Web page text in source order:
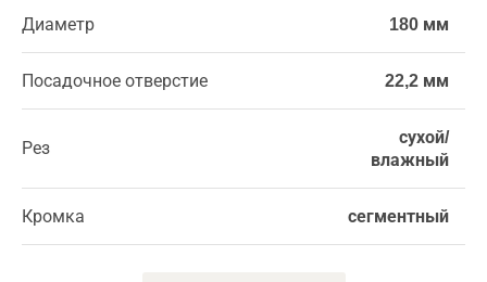
Диаметр 180 мм
Посадочное отверстие 22,2 мм
Рез
сухой/
влажный
Кромка сегментный